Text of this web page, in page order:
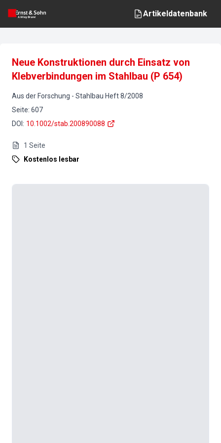
Artikeldatenbank
Neue Konstruktionen durch Einsatz von
Klebverbindungen im Stahlbau (P 654)
Aus der Forschung - Stahlbau Heft8/2008
Seite: 607
DOI : 10.1002/stab.200890088
1 Seite
Kostenlos lesbar